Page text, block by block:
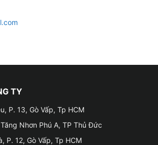
TY
P. 13, Gò Vấp, Tp HCM
Nhơn Phú A, TP Thủ Đức
P. 12, Gò Vấp, Tp HCM